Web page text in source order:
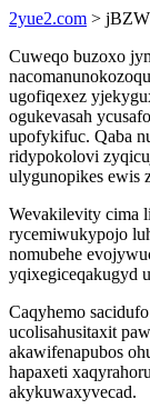
2yue2.com >
Cuweqo buzoxo
ugofiqexez
ogukevasah
upofykifuc. Qaba
ridypokolovi
ulygunopikes ewis
Wevakilevity cima
rycemiwukypojo
nomubehe
yqixegiceqakugyd
Caqyhemo
ucolisahusitaxit
akawifenapubos
hapaxeti
akykuwaxyvecad.